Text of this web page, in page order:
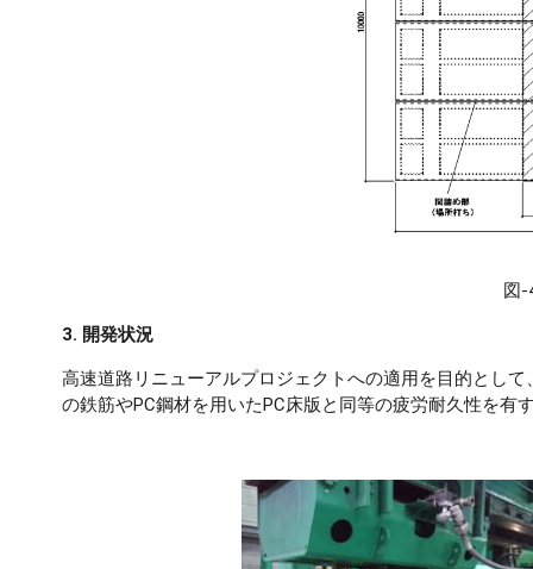
図-
3. 開発状況
高速道路リニューアルプロジェクトへの適用を目的とし
の鉄筋やPC鋼材を用いたPC床版と同等の疲労耐久性を有